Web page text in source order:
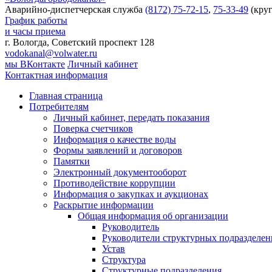
Аварийно-диспетчерская служба (8172) 75-72-15, 75-33-49
График работы
и часы приема
г. Вологда, Советский проспект 128
vodokanal@volwater.ru
мы ВКонтакте Личный кабинет
Контактная информация
Главная страница
Потребителям
Личный кабинет, передать показания
Поверка счетчиков
Информация о качестве воды
Формы заявлений и договоров
Памятки
Электронный документооборот
Противодействие коррупции
Информация о закупках и аукционах
Раскрытие информации
Общая информация об организации
Руководитель
Руководители структурных
Устав
Структура